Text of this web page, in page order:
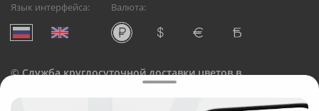
Язык интерфейса: Валюта:
©Служба круглосуточной доставки цветов в
Русский Букет, 2026